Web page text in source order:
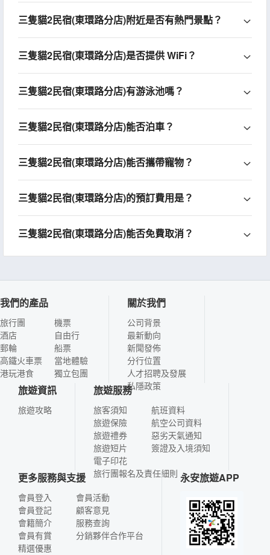
三隻貓2民宿(東環路分店)附近是否有熱門景點？
三隻貓2民宿(東環路分店)是否提供 WiFi？
三隻貓2民宿(東環路分店)有游泳池嗎？
三隻貓2民宿(東環路分店)能否泊車？
三隻貓2民宿(東環路分店)能否攜帶寵物？
三隻貓2民宿(東環路分店)的預訂費用是？
三隻貓2民宿(東環路分店)能否免費取消？
我們的產品
旅行團
酒店
郵輪
高鐵火車票
港玩港食
機票
自由行
船票
當地體驗
獨立包團
關於我們
公司背景
最新動向
新聞發佈
分行位置
人才招聘及發展
私隱政策
旅遊資訊
旅遊攻略
旅遊服務
旅客須知
旅遊保險
旅遊禮券
旅遊短片
電子印花
航班資料
航空公司資料
惡劣天氣通知
簽證及入境須知
旅行團報名及責任細則
更多服務與支援
會員登入
會員登記
會籍簡介
會員有賞
精選優惠
會員活動
顧客意見
服務查詢
分銷夥伴合作平台
永安旅遊APP